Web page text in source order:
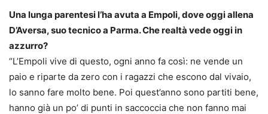
Una lunga parentesi l’ha avuta a Empoli, dove oggi allena
D’Aversa, suo tecnico a Parma. Che realtà vede oggi in
azzurro?
“L’Empoli vive di questo, ogni anno fa così: ne vende un
paio e riparte da zero con i ragazzi che escono dal vivaio,
lo sanno fare molto bene. Poi quest’anno sono partiti bene,
hanno già un po’ di punti in saccoccia che non fanno mai